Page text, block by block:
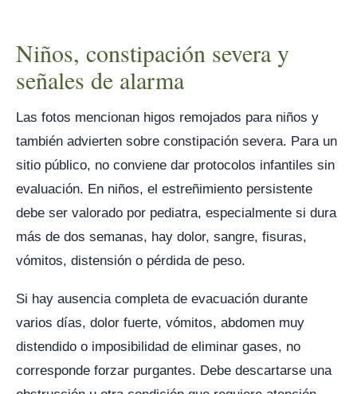
Niños, constipación severa y
señales de alarma
Las fotos mencionan higos remojados para niños y
también advierten sobre constipación severa. Para un
sitio público, no conviene dar protocolos infantiles sin
evaluación. En niños, el estreñimiento persistente
debe ser valorado por pediatra, especialmente si dura
más de dos semanas, hay dolor, sangre, fisuras,
vómitos, distensión o pérdida de peso.
Si hay ausencia completa de evacuación durante
varios días, dolor fuerte, vómitos, abdomen muy
distendido o imposibilidad de eliminar gases, no
corresponde forzar purgantes. Debe descartarse una